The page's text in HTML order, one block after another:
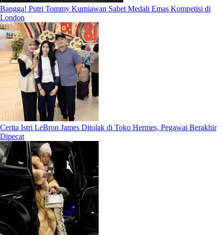
Bangga! Putri Tommy Kurniawan Sabet Medali Emas Kompetisi di
London
Cerita Istri LeBron James Ditolak di Toko Hermes, Pegawai Berakhir
Dipecat